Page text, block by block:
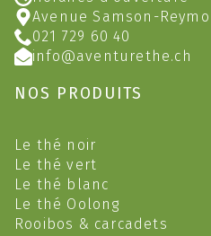
Avenue Samson-
021 729 60 40
info@aventurethe.ch
NOS PRODUITS
Le thé noir
Le thé vert
Le thé blanc
Le thé Oolong
Rooibos & carcadets